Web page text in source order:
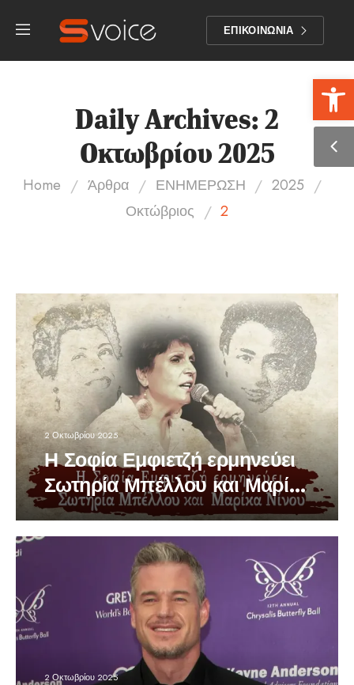
ΕΠΙΚΟΙΝΩΝΙΑ
Daily Archives: 2
Οκτωβρίου 2025
Home / Άρθρα / ΕΝΗΜΕΡΩΣΗ / 2025 /
Οκτώβριος / 2
2 Οκτωβρίου 2025
Η Σοφία Εμφιετζή ερμηνεύει
Σωτηρία Μπέλλου και Μαρίκα
Νίνου
2 Οκτωβρίου 2025